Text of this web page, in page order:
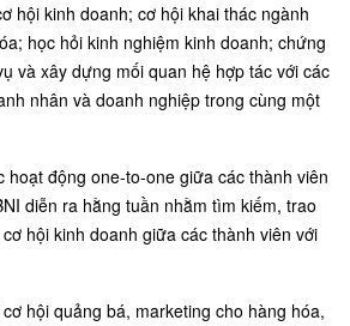
hội kinh doanh; cơ hội khai thác ngành
học hỏi kinh nghiệm kinh doanh; chứng
và xây dựng mối quan hệ hợp tác với các
nhân và doanh nghiệp trong cùng một
hoạt động one-to-one giữa các thành viên
diễn ra hằng tuần nhằm tìm kiếm, trao
hội kinh doanh giữa các thành viên với
hội quảng bá, marketing cho hàng hóa,